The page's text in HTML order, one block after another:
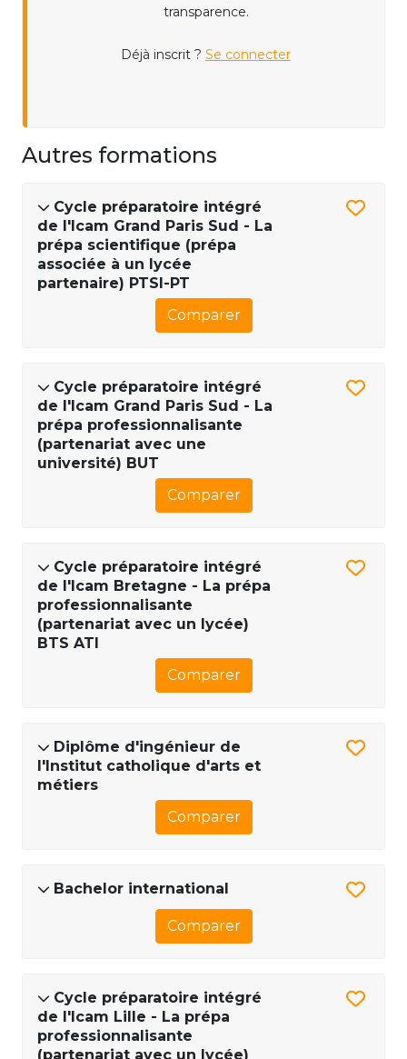
transparence.
Déjà inscrit ? Se connecter
Autres formations
Cycle préparatoire intégré
de l'Icam Grand Paris Sud - La
prépa scientifique (prépa
associée à un lycée
partenaire) PTSI-PT
Comparer
Cycle préparatoire intégré
de l'Icam Grand Paris Sud - La
prépa professionnalisante
(partenariat avec une
université) BUT
Comparer
Cycle préparatoire intégré
de l'Icam Bretagne - La prépa
professionnalisante
(partenariat avec un lycée)
BTS ATI
Comparer
Diplôme d'ingénieur de
l'Institut catholique d'arts et
métiers
Comparer
Bachelor international
Comparer
Cycle préparatoire intégré
de l'Icam Lille - La prépa
professionnalisante
(partenariat avec un lycée)